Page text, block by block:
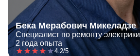
Бека Мерабович Микеладзе
Специалист по ремонту электрики
2 года опыта
4.2/5